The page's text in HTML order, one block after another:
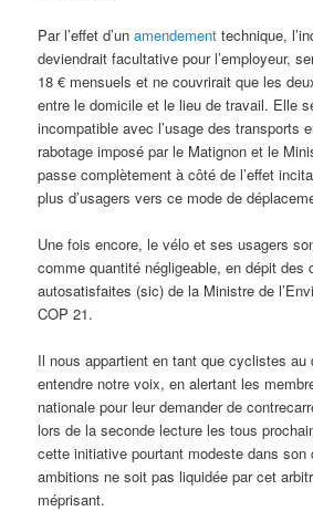
Par l’effet d’unamendement technique,
deviendrait facultative pour l’employeur,
18 € mensuels et ne couvrirait que les
entre le domicile et le lieu de travail. Elle
incompatible avec l’usage des transports
rabotage imposé par le Matignon et le
passe complètement à côté de l’effet
plus d’usagers vers ce mode de
Une fois encore, le vélo et ses usagers
comme quantité négligeable, en dépit des
autosatisfaites (sic) de la Ministre de
COP 21.
Il nous appartient en tant que cyclistes au
entendre notre voix, en alertant les
nationale pour leur demander de
lors de la seconde lecture les tous
cette initiative pourtant modeste dans
ambitions ne soit pas liquidée par cet
méprisant.